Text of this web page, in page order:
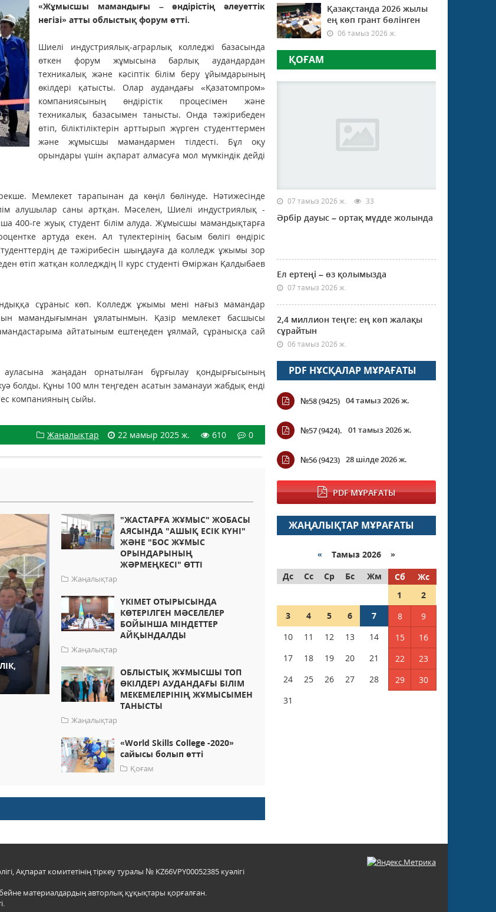
«Жұмысшы мамандығы – өндірістің әлеуеттік
негізі» атты облыстық форум өтті.
Шиелі индустриялық-аграрлық колледжі базасында
өткен форум жұмысына барлық аудандардан
техникалық және кәсіптік білім беру ұйымдарының
өкілдері қатысты. Олар аудандағы «Қазатомпром»
компаниясының өндірістік процесімен және
техникалық базасымен танысты. Онда тәжірибеден
өтіп, біліктіліктерін арттырып жүрген студенттермен
және жұмысшы мамандармен тілдесті. Бұл оқу
орындары үшін ақпарат алмасуға мол мүмкіндік дейді
Мемлекет тарапынан да көңіл бөлінуде. Нәтижесінде
алушылар саны артқан. Мәселен, Шиелі индустриялық -
400-ге жуық студент білім алуда. Жұмысшы мамандықтарға
артуда екен. Ал түлектерінің басым бөлігі өндіріс
де тәжірибесін шыңдауға да колледж ұжымы зор
өтіп жатқан колледждің ІІ курс студенті Өміржан Қалдыбаев
сұраныс көп. Колледж ұжымы мені нағыз мамандар
мамандығымнан ұялатынмын. Қазір мемлекет басшысы
айтатыным ештеңеден ұялмай, сұранысқа сай
жаңадан орнатылған бұрғылау қондырғысының
болды. Құны 100 млн теңгеден асатын заманауи жабдық енді
компанияның сыйы.
Жаңалықтар 22 мамыр 2025 ж. 610 0
"ЖАСТАРҒА ЖҰМЫС" ЖОБАСЫ
АЯСЫНДА "АШЫҚ ЕСІК КҮНІ"
ЖӘНЕ "БОС ЖҰМЫС
ОРЫНДАРЫНЫҢ
ЖӘРМЕҢКЕСІ" ӨТТІ
Жаңалықтар
ҮКІМЕТ ОТЫРЫСЫНДА
КӨТЕРІЛГЕН МӘСЕЛЕЛЕР
БОЙЫНША МІНДЕТТЕР
АЙҚЫНДАЛДЫ
Жаңалықтар
ОБЛЫСТЫҚ ЖҰМЫСШЫ ТОП
ӨКІЛДЕРІ АУДАНДАҒЫ БІЛІМ
МЕКЕМЕЛЕРІНІҢ ЖҰМЫСЫМЕН
ТАНЫСТЫ
Жаңалықтар
«World Skills College -2020»
сайысы болып өтті
Қоғам
Қазақстанда 2026 жылы
ең көп грант бөлінген
06 тамыз 2026 ж.
ҚОҒАМ
07 тамыз 2026 ж. 33
Әрбір дауыс – ортақ мүдде жолында
Ел ертеңі – өз қолымызда
07 тамыз 2026 ж.
2,4 миллион теңге: ең көп жалақы
сұрайтын
06 тамыз 2026 ж.
PDF НҰСҚАЛАР МҰРАҒАТЫ
№58 (9425) 04 тамыз 2026 ж.
№57 (9424). 01 тамыз 2026 ж.
№56 (9423) 28 шілде 2026 ж.
PDF МҰРАҒАТЫ
ЖАҢАЛЫҚТАР МҰРАҒАТЫ
« Тамыз 2026 »
Дс
Сс Ср Бс Жм Сб
Жс
1
2
3
4 5 6 7 8
9
10
11 12 13 14 15
16
17
18 19 20 21 22
23
24
25 26 27 28 29
30
31
Ақпарат комитетінің тіркеу туралы № KZ66VPY00052385 куәлігі
материалдардың авторлық құқықтары қорғалған.